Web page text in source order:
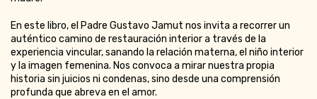
En este libro, el Padre Gustavo Jamut nos invita a recorrer un
auténtico camino de restauración interior a través de la
experiencia vincular, sanando la relación materna, el niño interior
y la imagen femenina. Nos convoca a mirar nuestra propia
historia sin juicios ni condenas, sino desde una comprensión
profunda que abreva en el amor.